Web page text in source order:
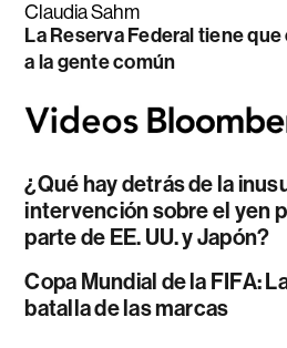
Claudia Sahm
La Reserva Federal tiene
a la gente común
¿Qué hay detrás de la
intervención sobre el yen
parte de EE. UU. y Japón?
Copa Mundial de la FIFA:
batalla de las marcas